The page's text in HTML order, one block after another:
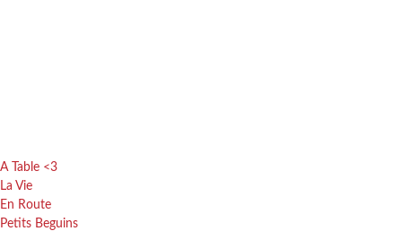
A Table <3
La Vie
En Route
Petits Beguins